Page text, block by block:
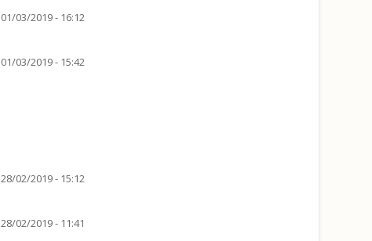
01/03/2019 - 16:12
01/03/2019 - 15:42
28/02/2019 - 15:12
28/02/2019 - 11:41